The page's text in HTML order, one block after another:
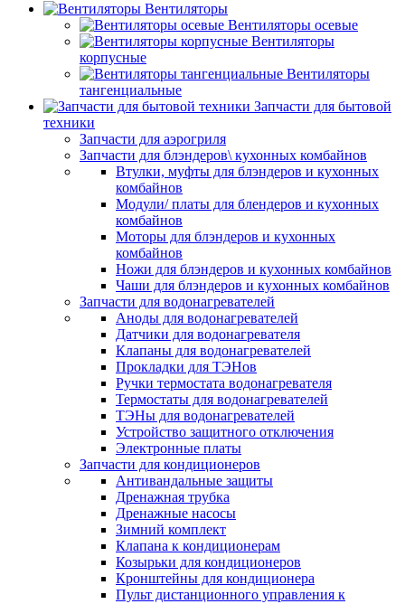
Вентиляторы
Вентиляторы осевые
Вентиляторы
корпусные
Вентиляторы
тангенциальные
Запчасти для бытовой
техники
Запчасти для аэрогриля
Запчасти для блэндеров\ кухонных комбайнов
Втулки, муфты для блэндеров и кухонных
комбайнов
Модули/ платы для блендеров и кухонных
комбайнов
Моторы для блэндеров и кухонных
комбайнов
Ножи для блэндеров и кухонных комбайнов
Чаши для блэндеров и кухонных комбайнов
Запчасти для водонагревателей
Аноды для водонагревателей
Датчики для водонагревателя
Клапаны для водонагревателей
Прокладки для ТЭНов
Ручки термостата водонагревателя
Термостаты для водонагревателей
ТЭНы для водонагревателей
Устройство защитного отключения
Электронные платы
Запчасти для кондиционеров
Антивандальные защиты
Дренажная трубка
Дренажные насосы
Зимний комплект
Клапана к кондиционерам
Козырьки для кондиционеров
Кронштейны для кондиционера
Пульт дистанционного управления к